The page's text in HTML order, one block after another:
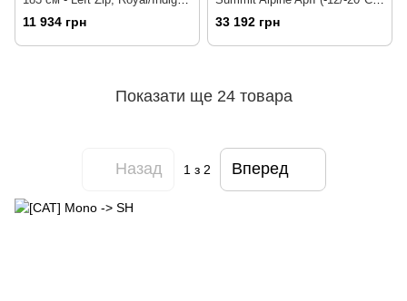
від Sea to Summit (STS AEX2-
11 934 грн
198 см - Left Zip, Fiery
Red/Crimson (STS AAP2-L)
33 192 грн
Показати ще 24 товара
Назад 1 з 2 Вперед